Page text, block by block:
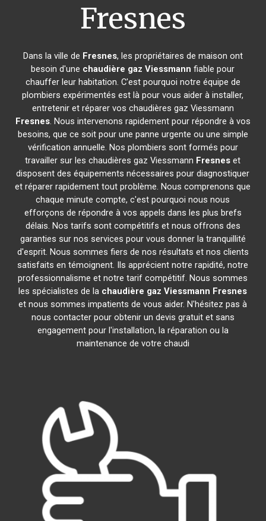
Fresnes
Dans la ville de Fresnes, les propriétaires de maison ont
besoin d'une chaudière gaz Viessmann fiable pour
chauffer leur habitation. C'est pourquoi notre équipe de
plombiers expérimentés est là pour vous aider à installer,
entretenir et réparer vos chaudières gaz Viessmann
Fresnes. Nous intervenons rapidement pour répondre à vos
besoins, que ce soit pour une panne urgente ou une simple
vérification annuelle. Nos plombiers sont formés pour
travailler sur les chaudières gaz Viessmann Fresnes et
disposent des équipements nécessaires pour diagnostiquer
et réparer rapidement tout problème. Nous comprenons que
chaque minute compte, c'est pourquoi nous nous
efforçons de répondre à vos appels dans les plus brefs
délais. Nos tarifs sont compétitifs et nous offrons des
garanties sur nos services pour vous donner la tranquillité
d'esprit. Nous sommes fiers de nos résultats et nos clients
satisfaits en témoignent. Ils apprécient notre rapidité, notre
professionnalisme et notre tarif compétitif. Nous sommes
les spécialistes de la chaudière gaz Viessmann Fresnes
et nous sommes impatients de vous aider. N'hésitez pas à
nous contacter pour obtenir un devis gratuit et sans
engagement pour l'installation, la réparation ou la
maintenance de votre chaudi